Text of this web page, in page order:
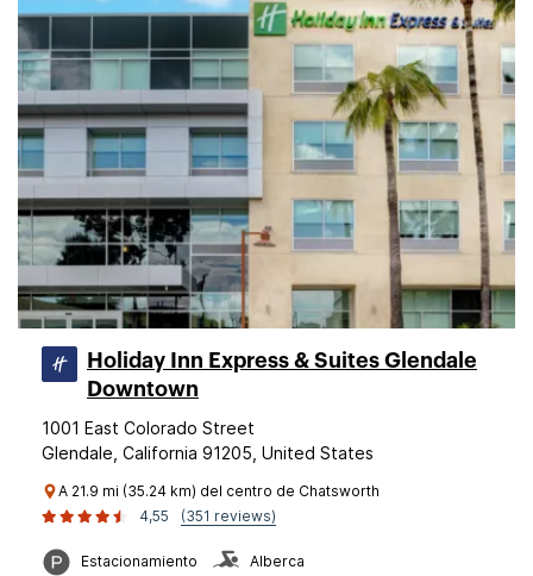
Holiday Inn Express & Suites Glendale
Downtown
1001 East Colorado Street
Glendale, California 91205, United States
A 21.9 mi (35.24 km) del centro de Chatsworth
4,55
(351 reviews)
Estacionamiento Alberca